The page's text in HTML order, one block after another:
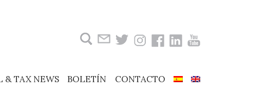
& TAX NEWS BOLETÍN CONTACTO